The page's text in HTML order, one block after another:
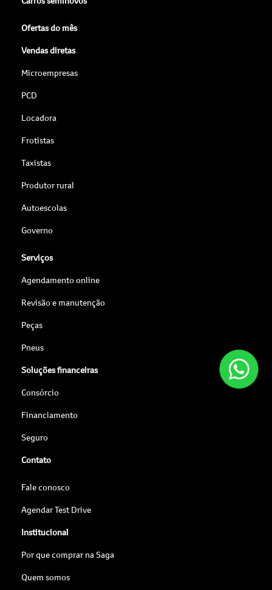
Ofertas do mês
Vendas diretas
Microempresas
PCD
Locadora
Frotistas
Taxistas
Produtor rural
Autoescolas
Governo
Serviços
Agendamento online
Revisão e manutenção
Peças
Pneus
Soluções financeiras
Consórcio
Financiamento
Seguro
Contato
Fale conosco
Agendar Test Drive
Institucional
Por que comprar na Saga
Quem somos